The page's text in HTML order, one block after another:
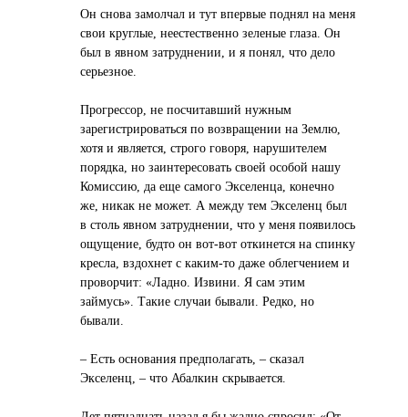
Он снова замолчал и тут впервые поднял на меня
свои круглые, неестественно зеленые глаза. Он
был в явном затруднении, и я понял, что дело
серьезное.
Прогрессор, не посчитавший нужным
зарегистрироваться по возвращении на Землю,
хотя и является, строго говоря, нарушителем
порядка, но заинтересовать своей особой нашу
Комиссию, да еще самого Экселенца, конечно
же, никак не может. А между тем Экселенц был
в столь явном затруднении, что у меня появилось
ощущение, будто он вот-вот откинется на спинку
кресла, вздохнет с каким-то даже облегчением и
проворчит: «Ладно. Извини. Я сам этим
займусь». Такие случаи бывали. Редко, но
бывали.
– Есть основания предполагать, – сказал
Экселенц, – что Абалкин скрывается.